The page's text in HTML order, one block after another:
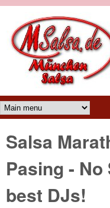
Main menu
Salsa
Pasing -
best DJs!